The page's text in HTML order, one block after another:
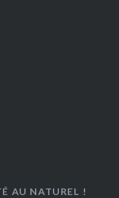
AU NATUREL !